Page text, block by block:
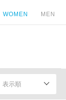
WOMEN MEN
表示順